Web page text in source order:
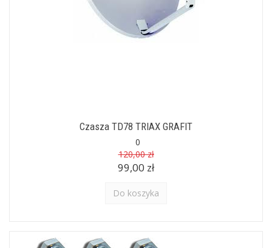
Czasza TD78 TRIAX GRAFIT
0
120,00 zł
99,00 zł
Do koszyka